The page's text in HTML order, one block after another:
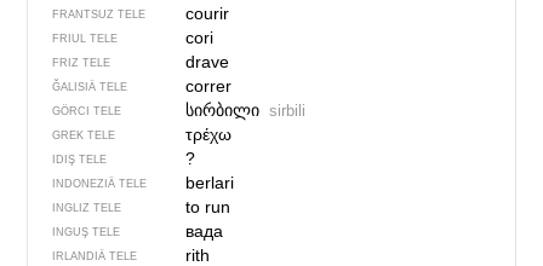
FRANTSUZ TELE courir
FRIUL TELE cori
FRIZ TELE drave
ĞALISIÄ TELE correr
GÖRCI TELE სირბილი sirbili
GREK TELE τρέχω
IDIŞ TELE ?
INDONEZIÄ TELE berlari
INGLIZ TELE to run
INGUŞ TELE вада
IRLANDIÄ TELE rith